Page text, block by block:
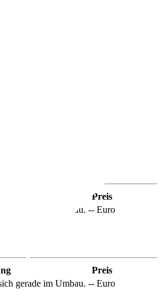
Preis
gerade im Umbau. -- Euro
Preis
gerade im Umbau. -- Euro